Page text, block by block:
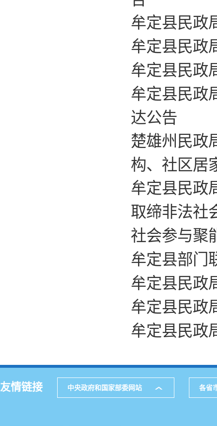
牟定县民政
牟定县民政
牟定县民政
牟定县民政
达公告
楚雄州民政
构、社区居
牟定县民政
取缔非法社
社会参与聚
牟定县部门
牟定县民政
牟定县民政
牟定县民政
友情链接 中央政府和国家部委网站 各省